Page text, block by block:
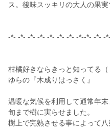
ス。後味スッキリの大人の果実
-*- -*- -*- -*- -*- -*- -*- -*--*- -*- -
柑橘好きならきっと知ってる
ゆらの『木成りはっさく』
温暖な気候を利用して通常年
旬まで樹に実らせました。
樹上で完熟させる事によって